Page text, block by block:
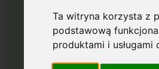
Ta witryna korzysta z
podstawową
produktami i